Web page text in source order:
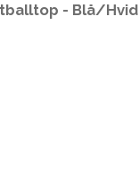
- Blå/Hvid